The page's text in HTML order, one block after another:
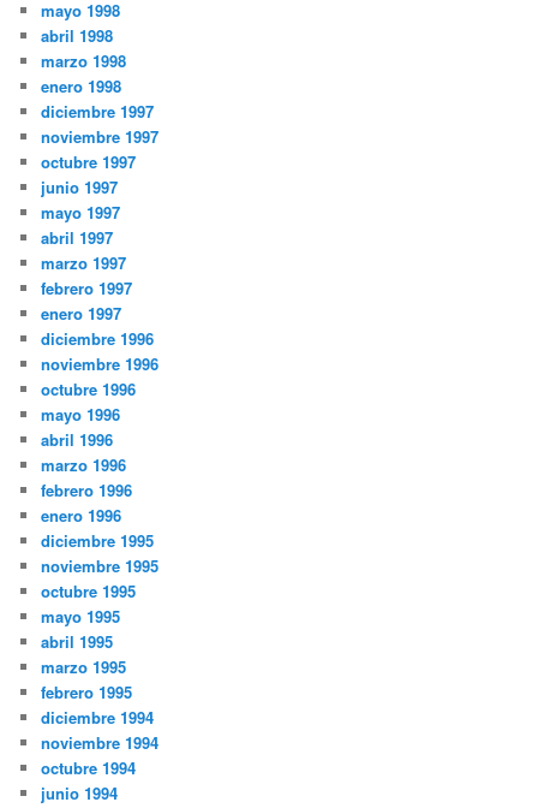
mayo 1998
abril 1998
marzo 1998
enero 1998
diciembre 1997
noviembre 1997
octubre 1997
junio 1997
mayo 1997
abril 1997
marzo 1997
febrero 1997
enero 1997
diciembre 1996
noviembre 1996
octubre 1996
mayo 1996
abril 1996
marzo 1996
febrero 1996
enero 1996
diciembre 1995
noviembre 1995
octubre 1995
mayo 1995
abril 1995
marzo 1995
febrero 1995
diciembre 1994
noviembre 1994
octubre 1994
junio 1994